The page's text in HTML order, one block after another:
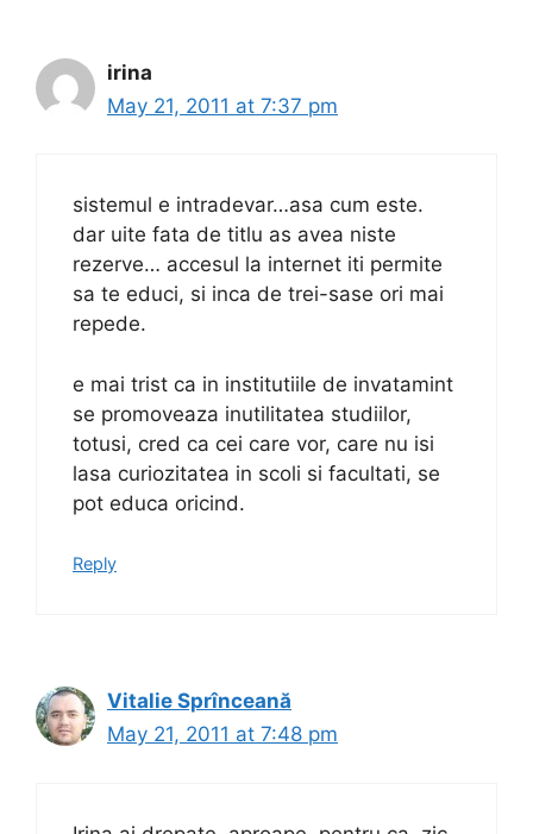
irina
May 21, 2011 at 7:37 pm
sistemul e intradevar…asa cum este.
dar uite fata de titlu as avea niste
rezerve… accesul la internet iti permite
sa te educi, si inca de trei-sase ori mai
repede.
e mai trist ca in institutiile de invatamint
se promoveaza inutilitatea studiilor,
totusi, cred ca cei care vor, care nu isi
lasa curiozitatea in scoli si facultati, se
pot educa oricind.
Reply
Vitalie Sprînceană
May 21, 2011 at 7:48 pm